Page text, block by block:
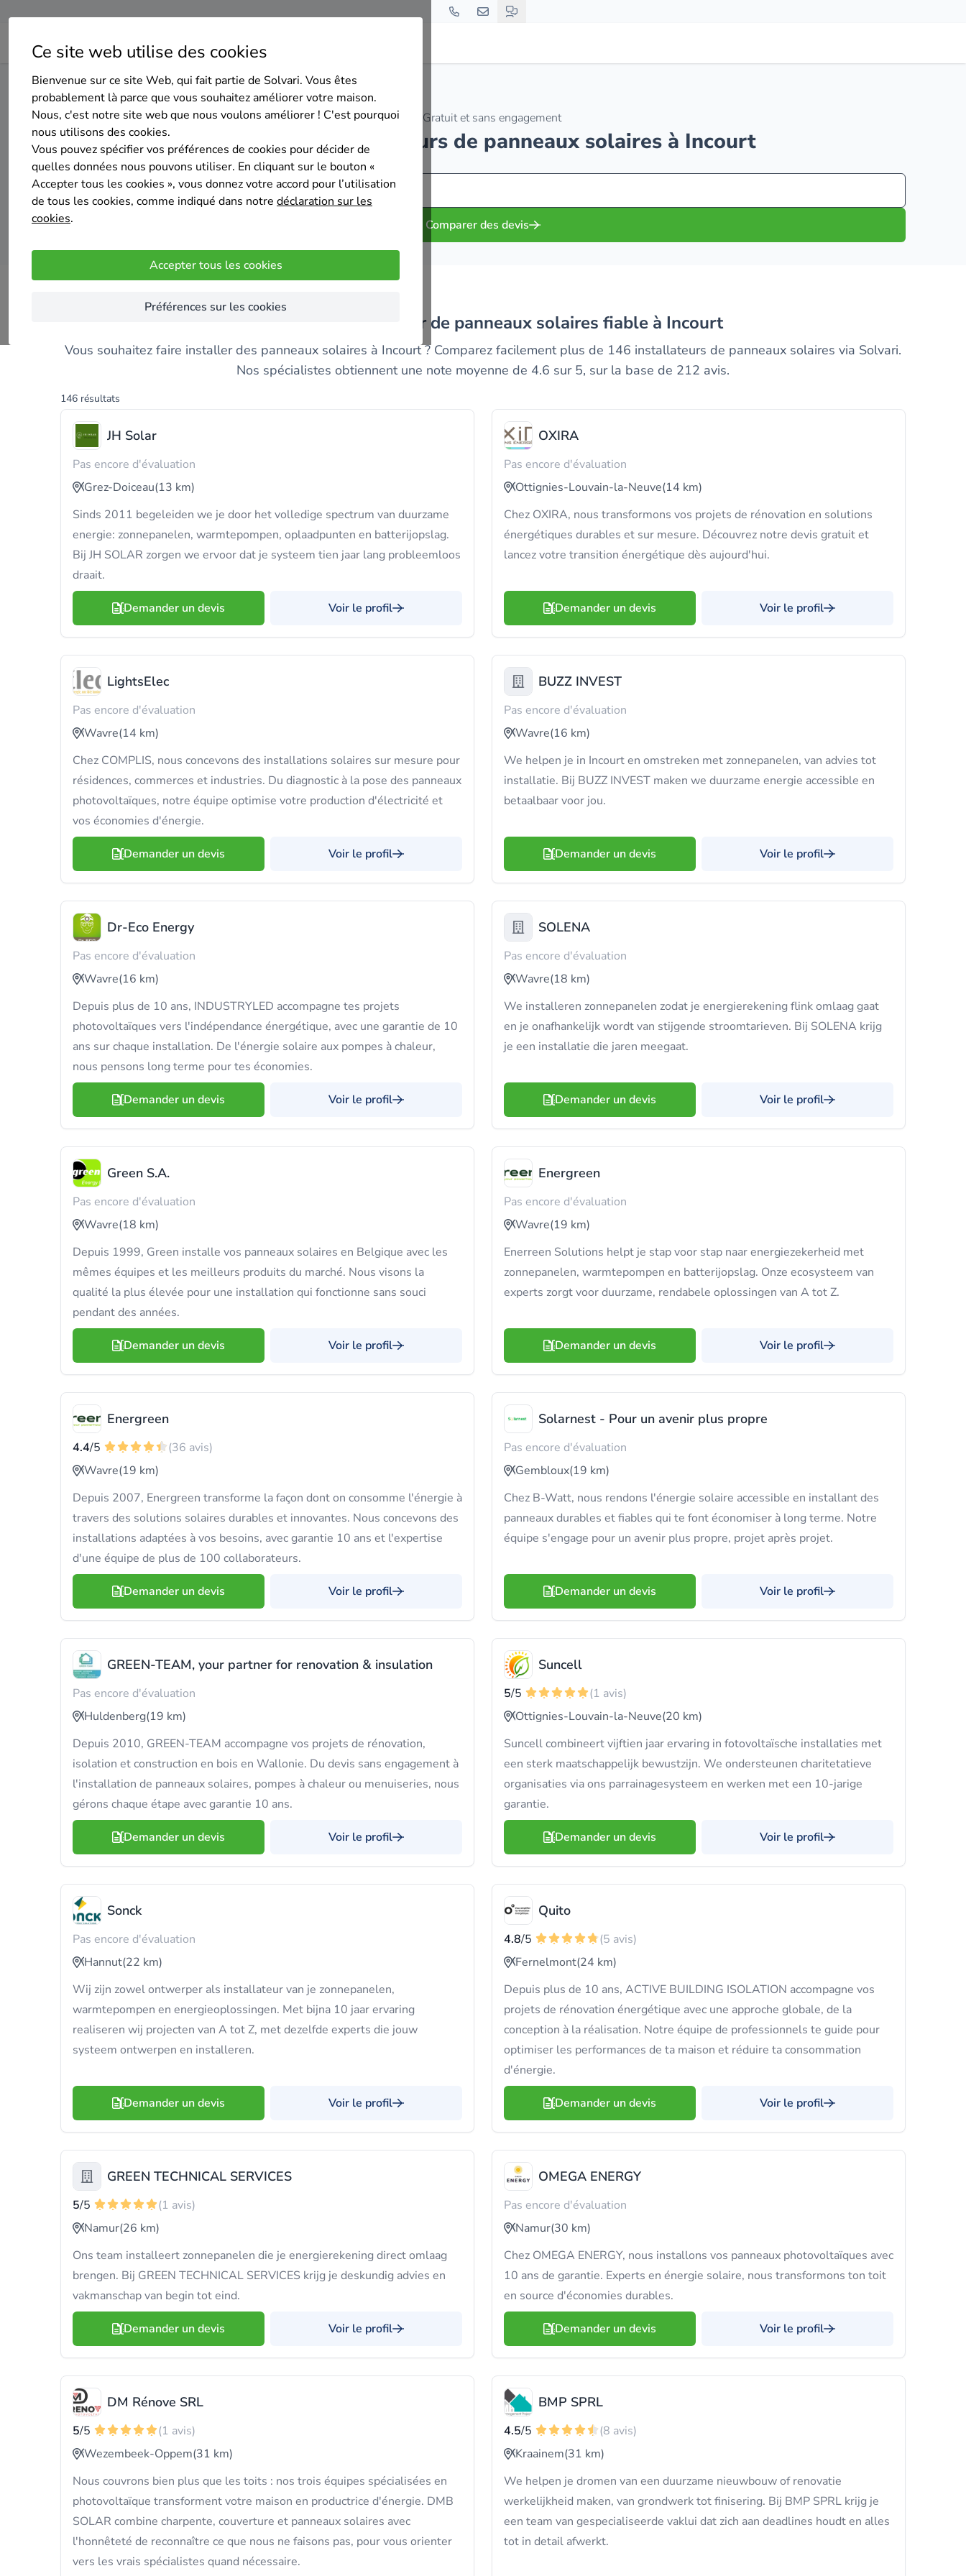
Ce site web utilise des cookies
Bienvenue sur ce site Web, qui fait partie de Solvari. Vous êtes
probablement là parce que vous souhaitez améliorer votre maison.
Nous, c'est notre site web que nous voulons améliorer ! C'est pourquoi
nous utilisons des cookies.
Vous pouvez spécifier vos préférences de cookies pour décider de
quelles données nous pouvons utiliser. En cliquant sur le bouton «
Accepter tous les cookies », vous donnez votre accord pour l’utilisation
de tous les cookies, comme indiqué dans notre déclaration sur les
cookies.
Accepter tous les cookies
Préférences sur les cookies
Home Panneaux solaires Brabant wallon Incourt
Gratuit et sans engagement
Top 20 des installateurs de panneaux solaires à Incourt
Comparer des devis
Trouvez un installateur de panneaux solaires fiable à Incourt
Vous souhaitez faire installer des panneaux solaires à Incourt ? Comparez facilement plus de 146 installateurs de panneaux solaires via Solvari.
Nos spécialistes obtiennent une note moyenne de 4.6 sur 5, sur la base de 212 avis.
146 résultats
JH Solar
Pas encore d'évaluation
Grez-Doiceau(13 km)
Sinds 2011 begeleiden we je door het volledige spectrum van duurzame
energie: zonnepanelen, warmtepompen, oplaadpunten en batterijopslag.
Bij JH SOLAR zorgen we ervoor dat je systeem tien jaar lang probleemloos
draait.
Demander un devis Voir le profil
OXIRA
Pas encore d'évaluation
Ottignies-Louvain-la-Neuve(14 km)
Chez OXIRA, nous transformons vos projets de rénovation en solutions
énergétiques durables et sur mesure. Découvrez notre devis gratuit et
lancez votre transition énergétique dès aujourd'hui.
Demander un devis Voir le profil
LightsElec
Pas encore d'évaluation
Wavre(14 km)
Chez COMPLIS, nous concevons des installations solaires sur mesure pour
résidences, commerces et industries. Du diagnostic à la pose des panneaux
photovoltaïques, notre équipe optimise votre production d'électricité et
vos économies d'énergie.
Demander un devis Voir le profil
BUZZ INVEST
Pas encore d'évaluation
Wavre(16 km)
We helpen je in Incourt en omstreken met zonnepanelen, van advies tot
installatie. Bij BUZZ INVEST maken we duurzame energie accessible en
betaalbaar voor jou.
Demander un devis Voir le profil
Dr-Eco Energy
Pas encore d'évaluation
Wavre(16 km)
Depuis plus de 10 ans, INDUSTRYLED accompagne tes projets
photovoltaïques vers l'indépendance énergétique, avec une garantie de 10
ans sur chaque installation. De l'énergie solaire aux pompes à chaleur,
nous pensons long terme pour tes économies.
Demander un devis Voir le profil
SOLENA
Pas encore d'évaluation
Wavre(18 km)
We installeren zonnepanelen zodat je energierekening flink omlaag gaat
en je onafhankelijk wordt van stijgende stroomtarieven. Bij SOLENA krijg
je een installatie die jaren meegaat.
Demander un devis Voir le profil
Green S.A.
Pas encore d'évaluation
Wavre(18 km)
Depuis 1999, Green installe vos panneaux solaires en Belgique avec les
mêmes équipes et les meilleurs produits du marché. Nous visons la
qualité la plus élevée pour une installation qui fonctionne sans souci
pendant des années.
Demander un devis Voir le profil
Energreen
Pas encore d'évaluation
Wavre(19 km)
Enerreen Solutions helpt je stap voor stap naar energiezekerheid met
zonnepanelen, warmtepompen en batterijopslag. Onze ecosysteem van
experts zorgt voor duurzame, rendabele oplossingen van A tot Z.
Demander un devis Voir le profil
Energreen
4.4/5
(36 avis)
Wavre(19 km)
Depuis 2007, Energreen transforme la façon dont on consomme l'énergie à
travers des solutions solaires durables et innovantes. Nous concevons des
installations adaptées à vos besoins, avec garantie 10 ans et l'expertise
d'une équipe de plus de 100 collaborateurs.
Demander un devis Voir le profil
Solarnest - Pour un avenir plus propre
Pas encore d'évaluation
Gembloux(19 km)
Chez B-Watt, nous rendons l'énergie solaire accessible en installant des
panneaux durables et fiables qui te font économiser à long terme. Notre
équipe s'engage pour un avenir plus propre, projet après projet.
Demander un devis Voir le profil
GREEN-TEAM, your partner for renovation & insulation
Pas encore d'évaluation
Huldenberg(19 km)
Depuis 2010, GREEN-TEAM accompagne vos projets de rénovation,
isolation et construction en bois en Wallonie. Du devis sans engagement à
l'installation de panneaux solaires, pompes à chaleur ou menuiseries, nous
gérons chaque étape avec garantie 10 ans.
Demander un devis Voir le profil
Suncell
5/5
(1 avis)
Ottignies-Louvain-la-Neuve(20 km)
Suncell combineert vijftien jaar ervaring in fotovoltaïsche installaties met
een sterk maatschappelijk bewustzijn. We ondersteunen charitetatieve
organisaties via ons parrainagesysteem en werken met een 10-jarige
garantie.
Demander un devis Voir le profil
Sonck
Pas encore d'évaluation
Hannut(22 km)
Wij zijn zowel ontwerper als installateur van je zonnepanelen,
warmtepompen en energieoplossingen. Met bijna 10 jaar ervaring
realiseren wij projecten van A tot Z, met dezelfde experts die jouw
systeem ontwerpen en installeren.
Demander un devis Voir le profil
Quito
4.8/5
(5 avis)
Fernelmont(24 km)
Depuis plus de 10 ans, ACTIVE BUILDING ISOLATION accompagne vos
projets de rénovation énergétique avec une approche globale, de la
conception à la réalisation. Notre équipe de professionnels te guide pour
optimiser les performances de ta maison et réduire ta consommation
d'énergie.
Demander un devis Voir le profil
GREEN TECHNICAL SERVICES
5/5
(1 avis)
Namur(26 km)
Ons team installeert zonnepanelen die je energierekening direct omlaag
brengen. Bij GREEN TECHNICAL SERVICES krijg je deskundig advies en
vakmanschap van begin tot eind.
Demander un devis Voir le profil
OMEGA ENERGY
Pas encore d'évaluation
Namur(30 km)
Chez OMEGA ENERGY, nous installons vos panneaux photovoltaïques avec
10 ans de garantie. Experts en énergie solaire, nous transformons ton toit
en source d'économies durables.
Demander un devis Voir le profil
DM Rénove SRL
5/5
(1 avis)
Wezembeek-Oppem(31 km)
Nous couvrons bien plus que les toits : nos trois équipes spécialisées en
photovoltaïque transforment votre maison en productrice d'énergie. DMB
SOLAR combine charpente, couverture et panneaux solaires avec
l'honnêteté de reconnaître ce que nous ne faisons pas, pour vous orienter
vers les vrais spécialistes quand nécessaire.
BMP SPRL
4.5/5
(8 avis)
Kraainem(31 km)
We helpen je dromen van een duurzame nieuwbouw of renovatie
werkelijkheid maken, van grondwerk tot finisering. Bij BMP SPRL krijg je
een team van gespecialiseerde vaklui dat zich aan deadlines houdt en alles
tot in detail afwerkt.